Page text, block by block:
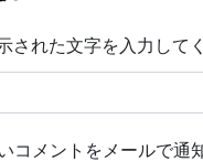
された文字を入力して
コメントをメールで通